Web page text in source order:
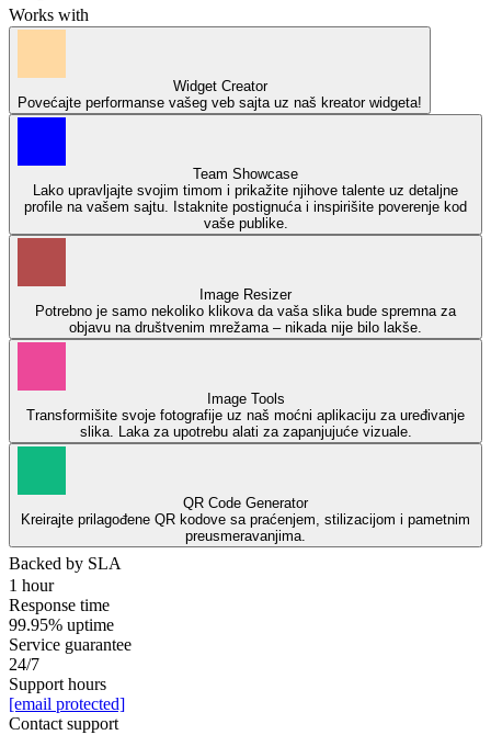
Works with
Widget Creator
Povećajte performanse vašeg veb sajta uz naš kreator widgeta!
Team Showcase
Lako upravljajte svojim timom i prikažite njihove talente uz detaljne
profile na vašem sajtu. Istaknite postignuća i inspirišite poverenje kod
vaše publike.
Image Resizer
Potrebno je samo nekoliko klikova da vaša slika bude spremna za
objavu na društvenim mrežama – nikada nije bilo lakše.
Image Tools
Transformišite svoje fotografije uz naš moćni aplikaciju za uređivanje
slika. Laka za upotrebu alati za zapanjujuće vizuale.
QR Code Generator
Kreirajte prilagođene QR kodove sa praćenjem, stilizacijom i pametnim
preusmeravanjima.
Backed by SLA
1 hour
Response time
99.95% uptime
Service guarantee
24/7
Support hours
[email protected]
Contact support